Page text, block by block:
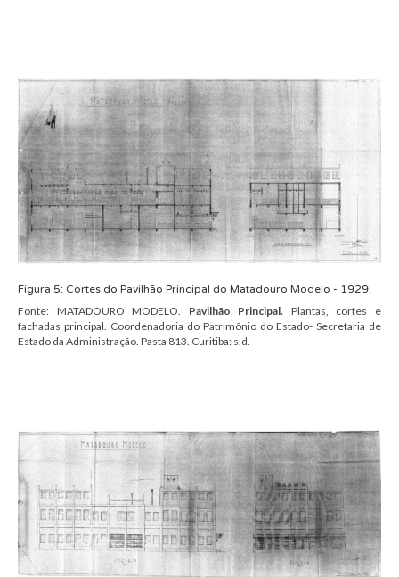
Figura 5: Cortes do Pavilhão Principal do Matadouro Modelo - 1929.
Fonte: MATADOURO MODELO. Pavilhão Principal. Plantas, cortes e
fachadas principal. Coordenadoria do Patrimônio do Estado- Secretaria de
Estado da Administração. Pasta 813. Curitiba: s.d.